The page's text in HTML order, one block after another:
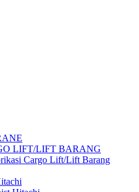
LIFT/LIFT BARANG
Cargo Lift/Lift Barang